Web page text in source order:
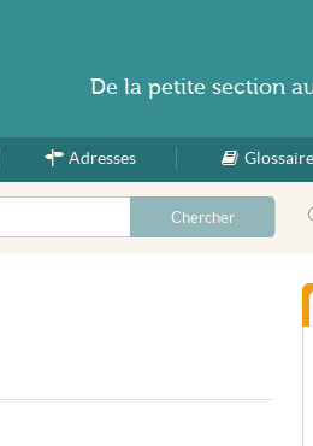
Adresses Glossaire
De la petite section